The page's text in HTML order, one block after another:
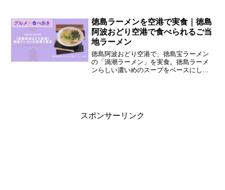
め、最新情報もあわせてまとめました。
グルメ・食べ歩き
徳島ラーメンを空港で実食｜徳島
阿波おどり空港で食べられるご当
地ラーメン
徳島阿波おどり空港で、徳島宝ラーメン
の「渦潮ラーメン」を実食。徳島ラーメ
ンらしい濃いめのスープをベースにした
スポンサーリンク